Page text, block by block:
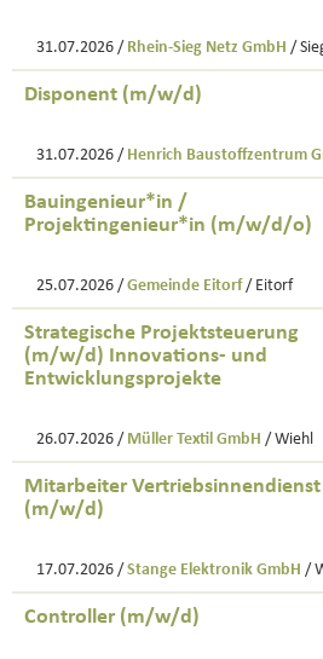
31.07.2026 / Rhein-Sieg Netz GmbH /
Disponent (m/w/d)
31.07.2026 / Henrich Baustoffzentrum
Bauingenieur*in /
Projektingenieur*in (m/w/d/o)
25.07.2026 / Gemeinde Eitorf / Eitorf
Strategische Projektsteuerung
(m/w/d) Innovations- und
Entwicklungsprojekte
26.07.2026 / Müller Textil GmbH / Wiehl
Mitarbeiter Vertriebsinnendienst
(m/w/d)
17.07.2026 / Stange Elektronik GmbH /
Controller (m/w/d)